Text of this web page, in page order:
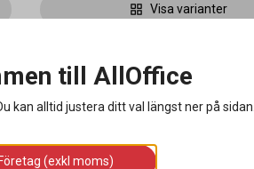
Visa varianter
till AllOffice
kan alltid justera ditt val längst ner på
(exkl moms)